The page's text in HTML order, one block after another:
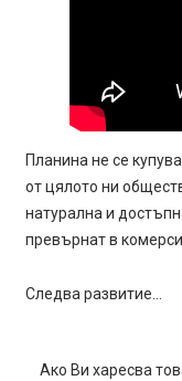
Планина не се
от цялото ни
натурална и
превърнат в
Следва развитие…
Ако Ви харесва